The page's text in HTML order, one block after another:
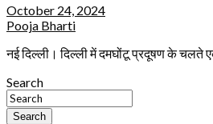
October 24, 2024
Pooja Bharti
नई दिल्ली। दिल्ली में दमघोंटू प्रदूषण के चलते
Search
Search